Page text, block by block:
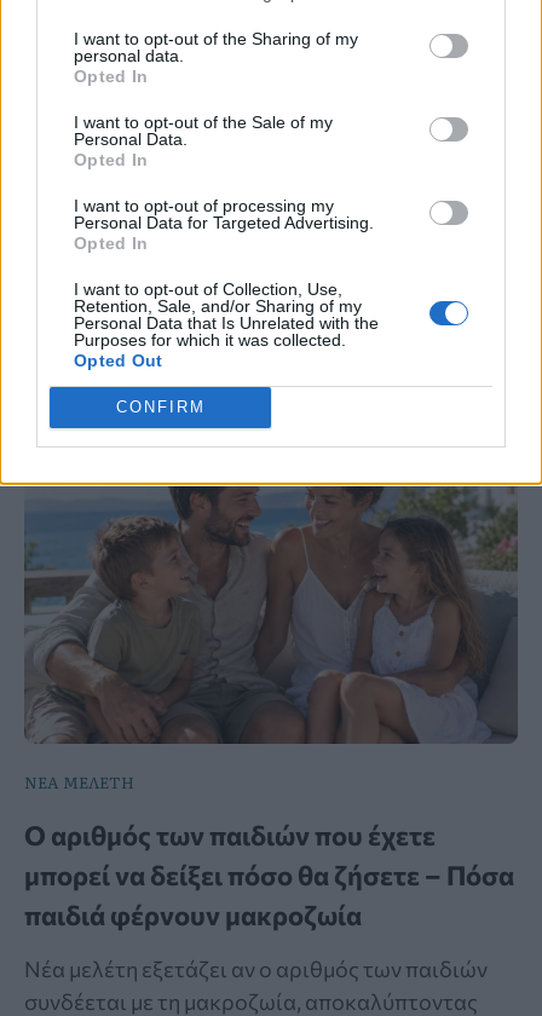
I want to opt-out of the Sharing of my
personal data.
Opted In
I want to opt-out of the Sale of my
Personal Data.
Opted In
I want to opt-out of processing my
Personal Data for Targeted Advertising.
Opted In
I want to opt-out of Collection, Use,
Retention, Sale, and/or Sharing of my
Personal Data that Is Unrelated with the
Purposes for which it was collected.
Opted Out
CONFIRM
Είστε πραγματικά ελκυστικός; Μελέτη
αποκαλύπτει το χαρακτηριστικό στα
μάτια που έχουν όσοι κερδίζουν τις
εντυπώσεις
Αυτό το χαρακτηριστικό στα μάτια μπορεί να
επηρεάζει τις πρώτες εντυπώσεις, σύμφωνα με
νέα μελέτη. Πώς συνδέεται με την ελκυστικότητα,
την αξιοπιστία και την κοινωνικότητα;
ΝΕΑ ΜΕΛΕΤΗ
Ο αριθμός των παιδιών που έχετε
μπορεί να δείξει πόσο θα ζήσετε – Πόσα
παιδιά φέρνουν μακροζωία
Νέα μελέτη εξετάζει αν ο αριθμός των παιδιών
συνδέεται με τη μακροζωία, αποκαλύπτοντας